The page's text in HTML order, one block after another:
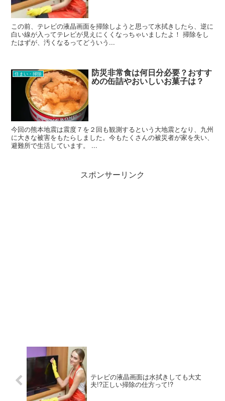
この前、テレビの液晶画面を掃除しようと思って水拭きしたら、逆に
白い線が入ってテレビが見えにくくなっちゃいましたよ！ 掃除をし
たはずが、汚くなるってどういう...
住まい・掃除 防災非常食は何日分必要？おすす
めの缶詰やおいしいお菓子は？
今回の熊本地震は震度７を２回も観測するという大地震となり、九州
に大きな被害をもたらしました。今もたくさんの被災者が家を失い、
避難所で生活しています。 ...
スポンサーリンク
テレビの液晶画面は水拭きしても大丈
夫!?正しい掃除の仕方って!?